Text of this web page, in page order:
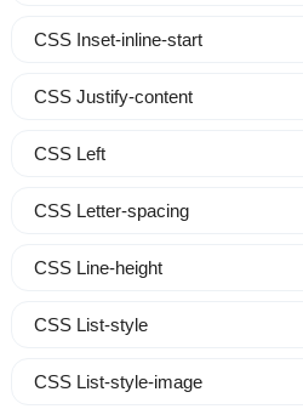
CSS Inset-inline-start
CSS Justify-content
CSS Left
CSS Letter-spacing
CSS Line-height
CSS List-style
CSS List-style-image